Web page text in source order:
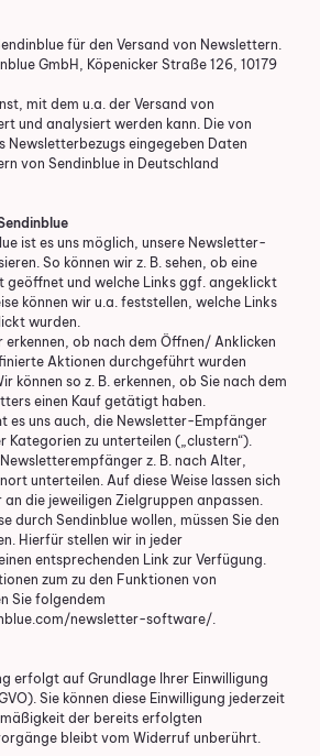
für den Versand von Newslettern.
GmbH, Köpenicker Straße 126, 10179
mit dem u.a. der Versand von
und analysiert werden kann. Die von
Newsletterbezugs eingegeben Daten
von Sendinblue in Deutschland
ist es uns möglich, unsere Newsletter-
So können wir z. B. sehen, ob eine
geöffnet und welche Links ggf. angeklickt
können wir u.a. feststellen, welche Links
wurden.
erkennen, ob nach dem Öffnen/ Anklicken
Aktionen durchgeführt wurden
können so z. B. erkennen, ob Sie nach dem
einen Kauf getätigt haben.
es uns auch, die Newsletter-Empfänger
Kategorien zu unterteilen („clustern“).
z. B. nach Alter,
unterteilen. Auf diese Weise lassen sich
die jeweiligen Zielgruppen anpassen.
durch Sendinblue wollen, müssen Sie den
Hierfür stellen wir in jeder
entsprechenden Link zur Verfügung.
zum zu den Funktionen von
Sie folgendem
newsletter-software/.
erfolgt auf Grundlage Ihrer Einwilligung
Sie können diese Einwilligung jederzeit
der bereits erfolgten
bleibt vom Widerruf unberührt.